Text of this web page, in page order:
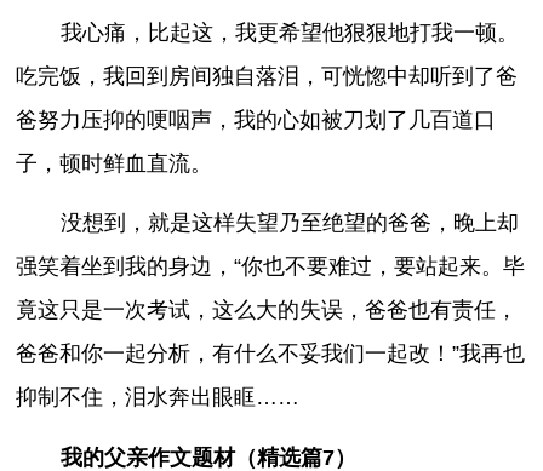
我心痛，比起这，我更希望他狠狠地打我一顿。
吃完饭，我回到房间独自落泪，可恍惚中却听到了爸
爸努力压抑的哽咽声，我的心如被刀划了几百道口
子，顿时鲜血直流。
没想到，就是这样失望乃至绝望的爸爸，晚上却
强笑着坐到我的身边，“你也不要难过，要站起来。毕
竟这只是一次考试，这么大的失误，爸爸也有责任，
爸爸和你一起分析，有什么不妥我们一起改！”我再也
抑制不住，泪水奔出眼眶……
我的父亲作文题材（精选篇7）